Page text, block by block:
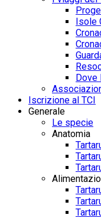
Isole
Dove
Iscrizione al TCI
Generale
Le specie
Anatomia